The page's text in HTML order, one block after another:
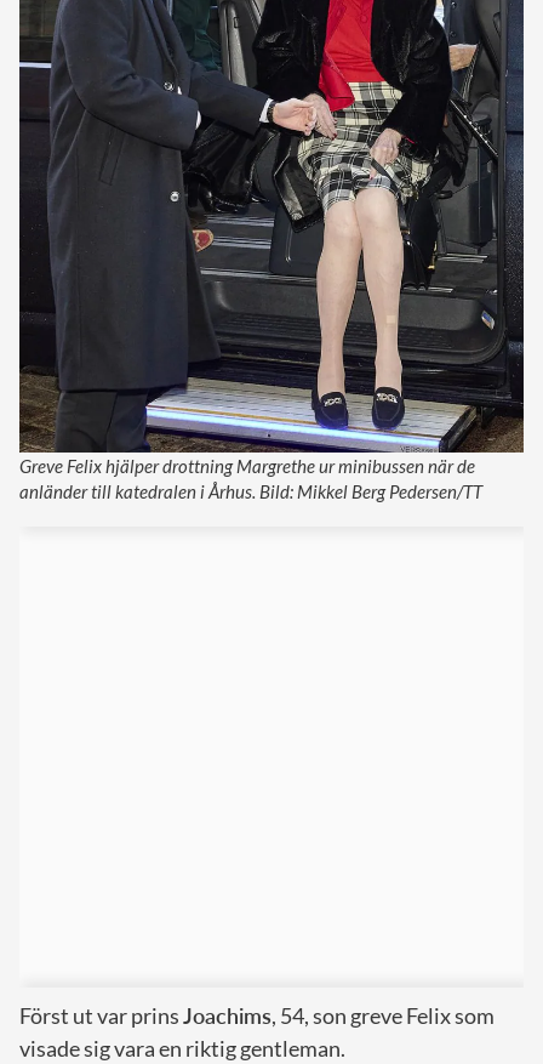
Greve Felix hjälper drottning Margrethe ur minibussen när de
anländer till katedralen i Århus. Bild: Mikkel Berg Pedersen/TT
Först ut var prinsJoachims, 54, son greve Felix som
visade sig vara en riktig gentleman.